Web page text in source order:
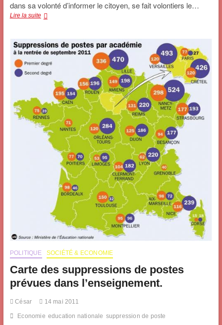
dans sa volonté d’informer le citoyen, se fait volontiers le…
Lire la suiteQuelques
culture…
POLITIQUE SOCIÉTÉ & ECONOMIE
Carte des suppressions de postes
prévues dans l’enseignement.
César 14 mai 2011
Economie education nationale suppression de poste